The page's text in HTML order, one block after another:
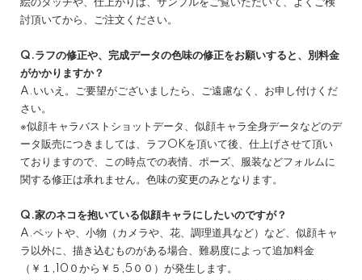
絵のタッチや、仕上がりは、サンプルをご覧いただいて、よくご検
討頂いてから、ご注文ください。
Q.ラフの修正や、完成データの色味の修正をお願いすると、別料金
がかかりますか？
A.いいえ。ご要望がございましたら、ご遠慮なく、お申し付けくだ
さい。
※似顔キャラバストショットデータ、似顔キャラ全身データなどのデ
ータ販売につきましては、ラフOKを頂いて後、仕上げさせて頂い
ておりますので、この時点での表情、ポーズ、服装などフォルムに
関する修正は承れません。色味の変更のみとなります。
Q.家のネコを抱いている似顔キャラにしたいのですが？
A.ペットや、小物（カメラや、花、調理道具など）など、似顔キャ
ラ以外に、描き込むものがある場合、難易度によって追加料金
（￥１,10０から￥５,5００）が発生します。